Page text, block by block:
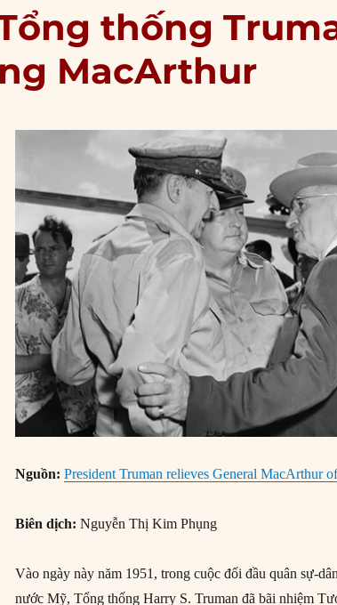
Tổng thống
MacArthur
Nguồn:President Truman relieves General MacArthur
Biên dịch: Nguyễn Thị Kim Phụng
Vào ngày này năm 1951, trong cuộc đối đầu quân sự-
nước Mỹ, Tổng thống Harry S. Truman đã bãi nhiệm